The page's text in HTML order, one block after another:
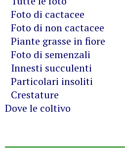
Foto di cactacee
Foto di non cactacee
Piante grasse in fiore
Foto di semenzali
Innesti succulenti
Particolari insoliti
Crestature
Dove le coltivo